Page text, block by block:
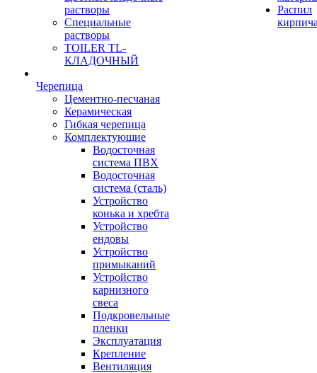
растворы
Специальные
растворы
TOILER TL-
КЛАДОЧНЫЙ
Черепица
Цементно-песчаная
Керамическая
Гибкая черепица
Комплектующие
Водосточная
система ПВХ
Водосточная
система (сталь)
Устройство
конька и хребта
Устройство
ендовы
Устройство
примыканий
Устройство
карнизного
свеса
Подкровельные
пленки
Эксплуатация
Крепление
Вентиляция
Распил